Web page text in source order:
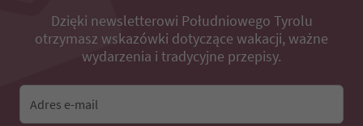
43
45
Dzięki newsletterowi Południowego Tyrolu
otrzymasz wskazówki dotyczące wakacji, ważne
wydarzenia i tradycyjne przepisy.
Adres e-mail